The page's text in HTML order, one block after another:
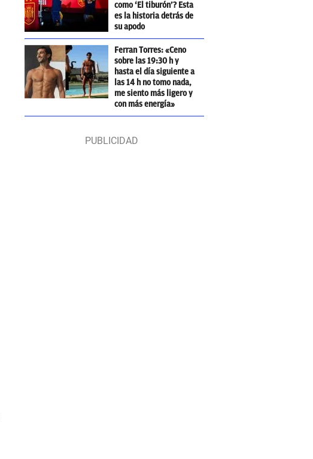
como ‘El tiburón’? Esta
es la historia detrás de
su apodo
Ferran Torres: «Ceno
sobre las 19:30 h y
hasta el día siguiente a
las 14 h no tomo nada,
me siento más ligero y
con más energía»